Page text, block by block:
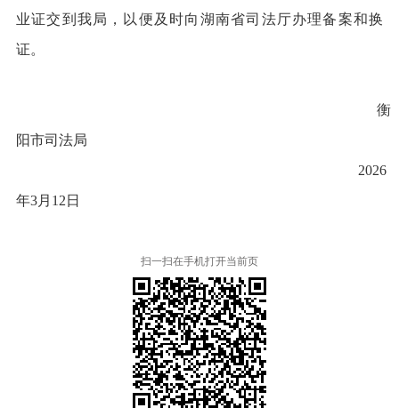
业证交到我局，以便及时向湖南省司法厅办理备案和换
证。
衡
阳市司法局
2026
年3月 12 日
扫一扫在手机打开当前页